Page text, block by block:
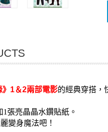
》1＆2兩部電影的經典穿搭 ，
張亮晶晶水鑽貼紙。
變身魔法吧！